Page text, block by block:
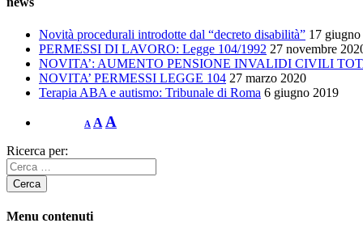
Novità procedurali introdotte dal “decreto disabilità” 17
PERMESSI DI LAVORO: Legge 104/1992 27 novembre
NOVITA’: AUMENTO PENSIONE INVALIDI CIVILI
NOVITA’ PERMESSI LEGGE 104 27 marzo 2020
Terapia ABA e autismo: Tribunale di Roma 6 giugno 2019
A A A
Ricerca per:
Menu contenuti